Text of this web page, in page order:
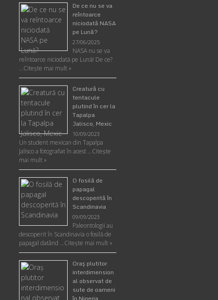
De ce nu se va
reîntoarce
niciodată NASA
pe Lună?
27/06/2025
NASA nu se va
reîntoarce niciodată pe Lună! De ce?
…Citește mai mult »
Creatură cu
tentacule
plutind în cer la
Tapalpa
Jalisco, Mexic
10/09/2023
Un student mexican din Tapalpa
Jalisco a fotografiat în acest …Citește
mai mult »
O fosilă de
papagal
descoperită în
Scandinavia
09/09/2023
Paleontologii au
descoperit în Scandinavia o fosilă de
papagal datând …Citește mai mult »
Oraş plutitor
interdimension
al observat de
sute de oameni